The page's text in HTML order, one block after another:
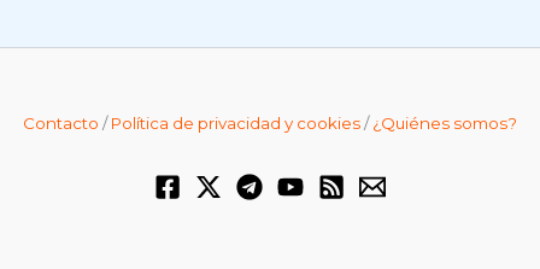
Contacto /Política de privacidad y cookies/¿Quiénes somos?